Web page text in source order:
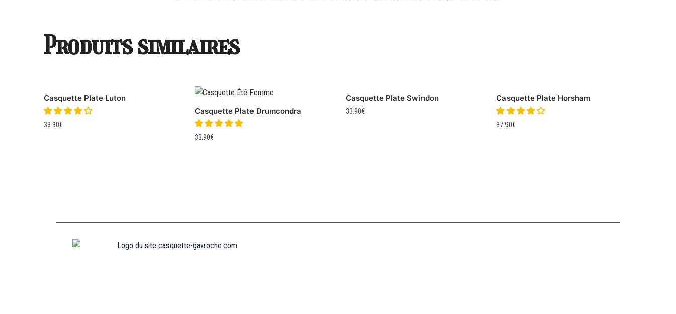
Produits similaires
Casquette Plate Luton
33.90€
Casquette Plate Drumcondra
33.90€
Casquette Plate Swindon
33.90€
Casquette Plate Horsham
37.90€